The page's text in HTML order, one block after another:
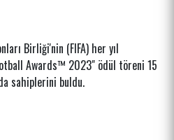
Birliği'nin (FIFA) her yıl
Awards™ 2023" ödül töreni 15
sahiplerini buldu.